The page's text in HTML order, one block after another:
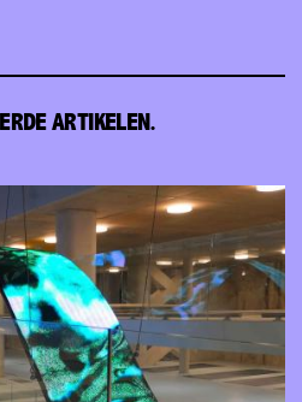
ARTIKELEN.